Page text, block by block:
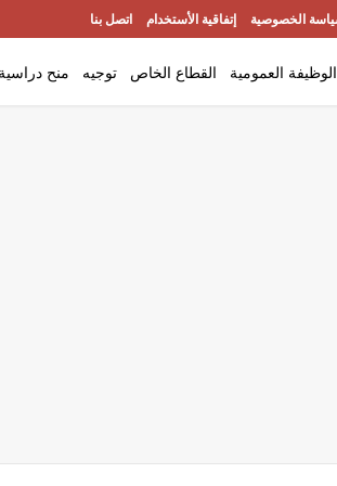
الخصوصية إتفاقية الأستخدام اتصل بنا
الوظيفة العمومية القطاع الخاص توجيه منح دراسية